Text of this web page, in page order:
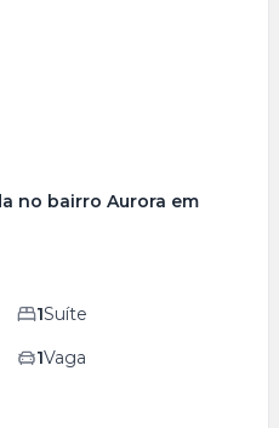
no bairro Aurora em
1Suíte
1Vaga